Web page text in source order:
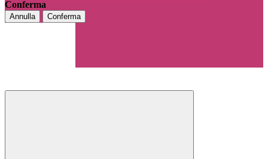
Conferma
Annulla Conferma